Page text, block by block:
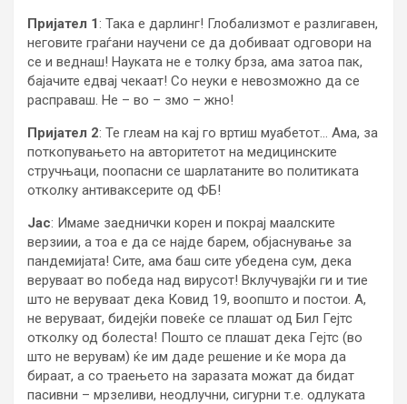
Пријател 1: Така е дарлинг! Глобализмот е разлигавен,
неговите граѓани научени се да добиваат одговори на
се и веднаш! Науката не е толку брза, ама затоа пак,
бајачите едвај чекаат! Со неуки е невозможно да се
расправаш. Не – во – змо – жно!
Пријател 2: Те глеам на кај го вртиш муабетот… Ама, за
поткопувањето на авторитетот на медицинските
стручњаци, поопасни се шарлатаните во политиката
отколку антиваксерите од ФБ!
Јас: Имаме заеднички корен и покрај маалските
верзиии, а тоа е да се најде барем, објаснување за
пандемијата! Сите, ама баш сите убедена сум, дека
веруваат во победа над вирусот! Вклучувајќи ги и тие
што не веруваат дека Ковид 19, воопшто и постои. А,
не веруваат, бидејќи повеќе се плашат од Бил Гејтс
отколку од болеста! Пошто се плашат дека Гејтс (во
што не верувам) ќе им даде решение и ќе мора да
бираат, а со траењето на заразата можат да бидат
пасивни – мрзеливи, неодлучни, сигурни т.е. одлуката